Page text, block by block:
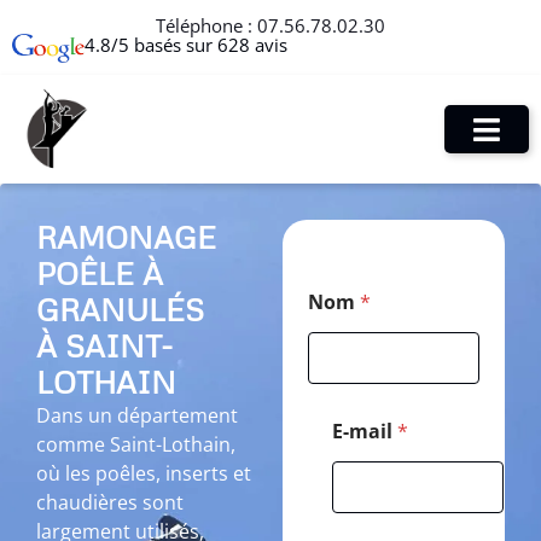
Téléphone : 07.56.78.02.30
4.8/5 basés sur 628 avis
RAMONAGE
POÊLE À
GRANULÉS
À SAINT-
LOTHAIN
Dans un département
comme Saint-Lothain,
où les poêles, inserts et
chaudières sont
largement utilisés,
-
m
i
Nom *
E-mail *